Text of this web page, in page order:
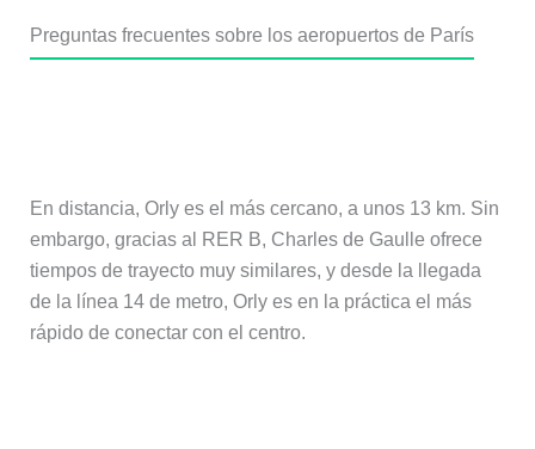
Preguntas frecuentes sobre los aeropuertos de París
En distancia, Orly es el más cercano, a unos 13 km. Sin
embargo, gracias al RER B, Charles de Gaulle ofrece
tiempos de trayecto muy similares, y desde la llegada
de la línea 14 de metro, Orly es en la práctica el más
rápido de conectar con el centro.